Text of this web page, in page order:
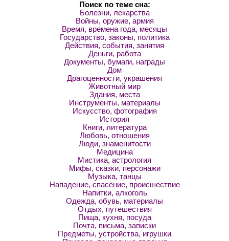
Поиск по теме сна:
Болезни, лекарства
Войны, оружие, армия
Время, времена года, месяцы
Государство, законы, политика
Действия, события, занятия
Деньги, работа
Документы, бумаги, награды
Дом
Драгоценности, украшения
Животный мир
Здания, места
Инструменты, материалы
Искусство, фотография
История
Книги, литература
Любовь, отношения
Люди, знаменитости
Медицина
Мистика, астрология
Мифы, сказки, персонажи
Музыка, танцы
Нападение, спасение, происшествие
Напитки, алкоголь
Одежда, обувь, материалы
Отдых, путешествия
Пища, кухня, посуда
Почта, письма, записки
Предметы, устройства, игрушки